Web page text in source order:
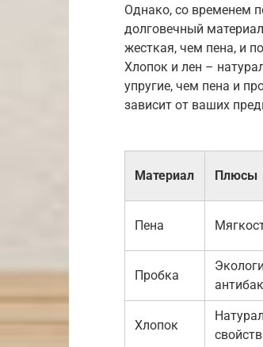
Однако, со временем
долговечный
жесткая, чем пена, и
Хлопок и лен –
упругие, чем пена и
зависит от ваших
Материал Плюсы
Пена
Пробка
Хлопок